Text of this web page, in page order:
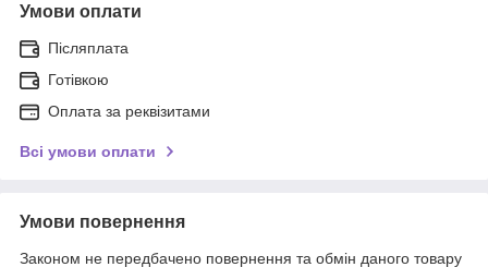
Умови оплати
Післяплата
Готівкою
Оплата за реквізитами
Всі умови оплати
Умови повернення
Законом не передбачено повернення та обмін даного товару